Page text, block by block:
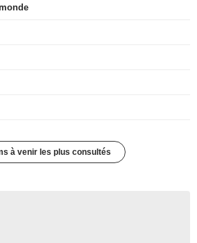
à venir les plus consultés